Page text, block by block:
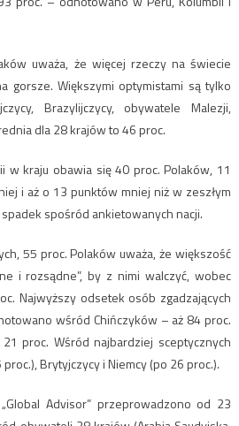
uważa, że więcej rzeczy na świecie
gorsze. Większymi optymistami są tylko
Brazylijczycy, obywatele Malezji,
dla 28 krajów to 46 proc.
w kraju obawia się 40 proc. Polaków, 11
i aż o 13 punktów mniej niż w zeszłym
spośród ankietowanych nacji.
55 proc. Polaków uważa, że większość
i rozsądne”, by z nimi walczyć, wobec
Najwyższy odsetek osób zgadzających
wśród Chińczyków – aż 84 proc.
proc. Wśród najbardziej sceptycznych
Brytyjczycy i Niemcy (po 26 proc.).
Advisor” przeprowadzono od 23